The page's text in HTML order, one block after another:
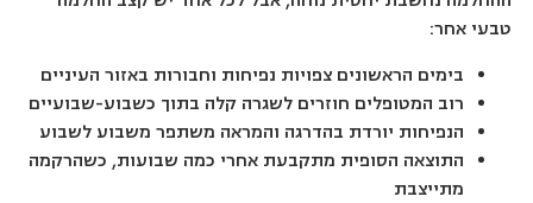
טבעי אחר:
בימים הראשונים צפויות נפיחות וחבורות באזור העיניים
רוב המטופלים חוזרים לשגרה קלה בתוך כשבוע-שבועיים
הנפיחות יורדת בהדרגה והמראה משתפר משבוע לשבוע
התוצאה הסופית מתקבעת אחרי כמה שבועות, כשהרקמה
מתייצבת